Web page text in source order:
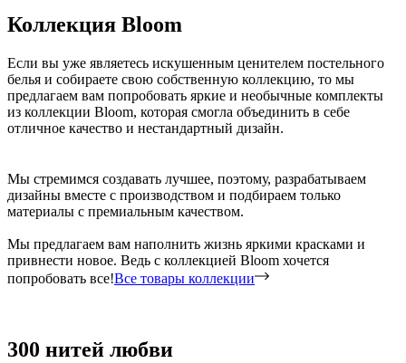
Коллекция Bloom
Если вы уже являетесь искушенным ценителем постельного
белья и собираете свою собственную коллекцию, то мы
предлагаем вам попробовать яркие и необычные комплекты
из коллекции Bloom, которая смогла объединить в себе
отличное качество и нестандартный дизайн.
Мы стремимся создавать лучшее, поэтому, разрабатываем
дизайны вместе с производством и подбираем только
материалы с премиальным качеством.
Мы предлагаем вам наполнить жизнь яркими красками и
привнести новое. Ведь с коллекцией Bloom хочется
попробовать все!Все товары коллекции
300 нитей любви